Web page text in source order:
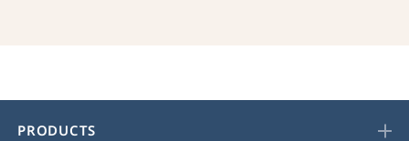
PRODUCTS